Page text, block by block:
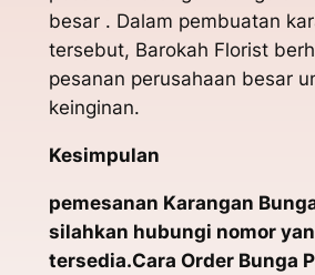
besar . Dalam pembuatan
tersebut, Barokah Florist
pesanan perusahaan besar
keinginan.
Kesimpulan
pemesanan Karangan
silahkan hubungi nomor
tersedia.Cara Order Bunga